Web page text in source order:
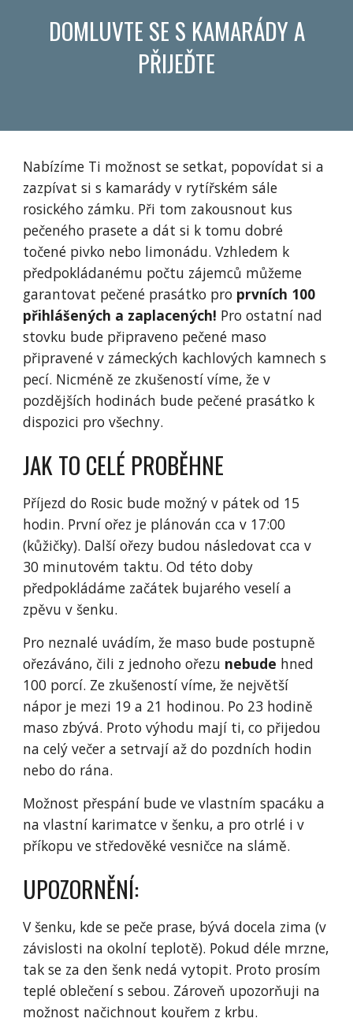
DOMLUVTE SE S KAMARÁDY A
PŘIJEĎTE
Nabízíme Ti možnost se setkat, popovídat si a
zazpívat si s kamarády v rytířském sále
rosického zámku. Při tom zakousnout kus
pečeného prasete a dát si k tomu dobré
točené pivko nebo limonádu. Vzhledem k
předpokládanému počtu zájemců můžeme
garantovat pečené prasátko pro prvních 100
přihlášených a zaplacených! Pro ostatní nad
stovku bude připraveno pečené maso
připravené v zámeckých kachlových kamnech s
pecí. Nicméně ze zkušeností víme, že v
pozdějších hodinách bude pečené prasátko k
dispozici pro všechny.
JAK TO CELÉ PROBĚHNE
Příjezd do Rosic bude možný v pátek od 15
hodin. První ořez je plánován cca v 17:00
(kůžičky). Další ořezy budou následovat cca v
30 minutovém taktu. Od této doby
předpokládáme začátek bujarého veselí a
zpěvu v šenku.
Pro neznalé uvádím, že maso bude postupně
ořezáváno, čili z jednoho ořezu nebude hned
100 porcí. Ze zkušeností víme, že největší
nápor je mezi 19 a 21 hodinou. Po 23 hodině
maso zbývá. Proto výhodu mají ti, co přijedou
na celý večer a setrvají až do pozdních hodin
nebo do rána.
Možnost přespání bude ve vlastním spacáku a
na vlastní karimatce v šenku, a pro otrlé i v
příkopu ve středověké vesničce na slámě.
UPOZORNĚNÍ:
V šenku, kde se peče prase, bývá docela zima (v
závislosti na okolní teplotě). Pokud déle mrzne,
tak se za den šenk nedá vytopit. Proto prosím
teplé oblečení s sebou. Zároveň upozorňuji na
možnost načichnout kouřem z krbu.